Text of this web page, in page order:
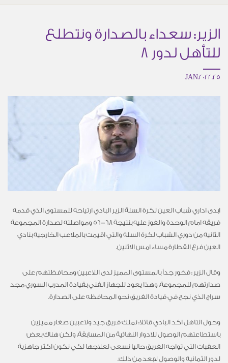
الزير: سعداء بالصدارة ونتطلع
للتأهل لدور 8
25.JAN.2022
ابدى اداري شباب العين لكرة السلة الزير البادي ارتياحه للمستوى الذي قدمه
فريقه امام الوحدة والفوز عليه بنتيجة 68-56 ومواصلته لصدارة المجموعة
الثانية من دوري الشباب لكرة السلة والتي اقيمت بالملاعب الخارجية بنادي
العين فرع القطارة مساء امس الاثنين.
وقال الزير : فخور جداً بالمستوى المميز لدى اللاعبين ومحافظتهم على
صدارتهم للمجموعة، وهذا يعود للجهاز الفني بقيادة المدرب السوري مجد
سراج الذي نجح في قيادة الفريق نحو المحافظه على الصدارة.
وحول التاهل اكد البادي قائلا: نملك فريق جيد ولاعبين صغار مميزين
باستطاعتهم الوصول للادوار النهائية من المسابقة، ولكن هناك بعض
العقبات التي تواجه الفريق حاليا نسعى لعلاجها لكي نكون اكثر جاهزية
لدور الثمانية والوصول لابعد من ذلك.